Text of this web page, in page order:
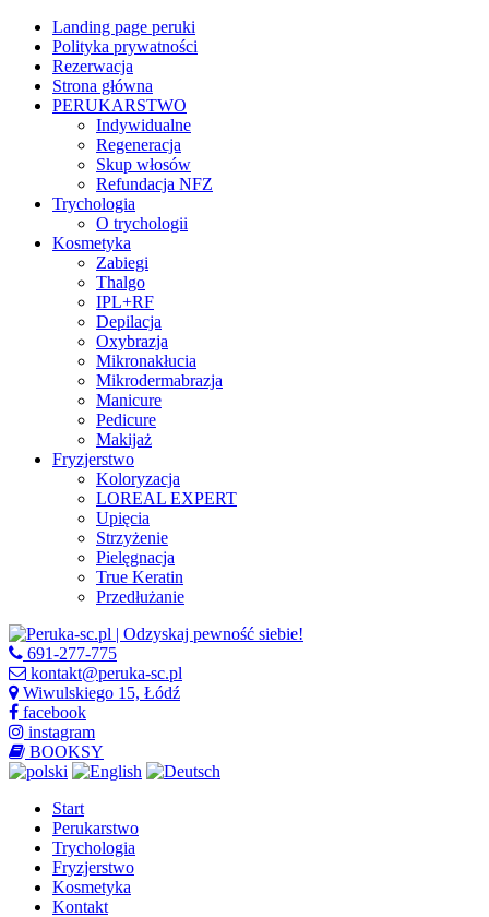
Landing page peruki
Polityka prywatności
Rezerwacja
Strona główna
PERUKARSTWO
Indywidualne
Regeneracja
Skup włosów
Refundacja NFZ
Trychologia
O trychologii
Kosmetyka
Zabiegi
Thalgo
IPL+RF
Depilacja
Oxybrazja
Mikronakłucia
Mikrodermabrazja
Manicure
Pedicure
Makijaż
Fryzjerstwo
Koloryzacja
LOREAL EXPERT
Upięcia
Strzyżenie
Pielęgnacja
True Keratin
Przedłużanie
691-277-775
kontakt@peruka-sc.pl
Wiwulskiego 15, Łódź
facebook
instagram
BOOKSY
Start
Perukarstwo
Trychologia
Fryzjerstwo
Kosmetyka
Kontakt